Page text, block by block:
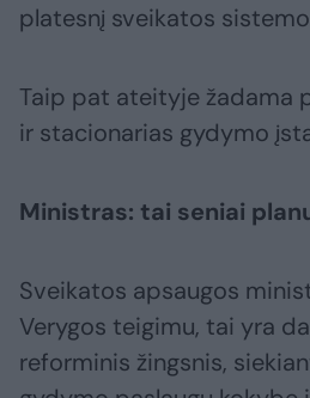
platesnį sveikatos
Taip pat ateityje žadama
ir stacionarias gydymo
Ministras: tai seniai
Sveikatos apsaugos
Verygos teigimu, tai yra
reforminis žingsnis,